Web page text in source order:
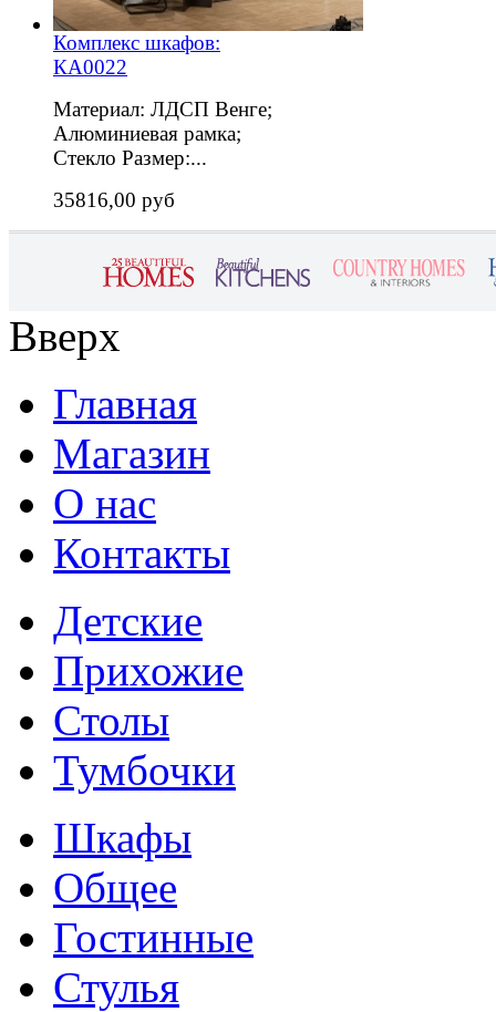
Комплекс шкафов:
КА0022
Материал: ЛДСП Венге;
Алюминиевая рамка;
Стекло Размер:...
35816,00 руб
Вверх
Главная
Магазин
О нас
Контакты
Детские
Прихожие
Столы
Тумбочки
Шкафы
Общее
Гостинные
Стулья